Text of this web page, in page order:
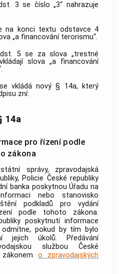
3 se číslo „3“ nahrazuje
na konci textu odstavce 4
„a financování terorismu“.
5 se za slova „trestné
slova „a financování
vkládá nový § 14a, který
zní:
14a
pro řízení podle
zákona
správy, zpravodajská
Policie České republiky
banka poskytnou Úřadu na
nebo stanovisko
podkladů pro vydání
podle tohoto zákona.
poskytnutí informace
pokud by tím bylo
jejich úkolů. Předávání
službou České
zákonemo zpravodajských